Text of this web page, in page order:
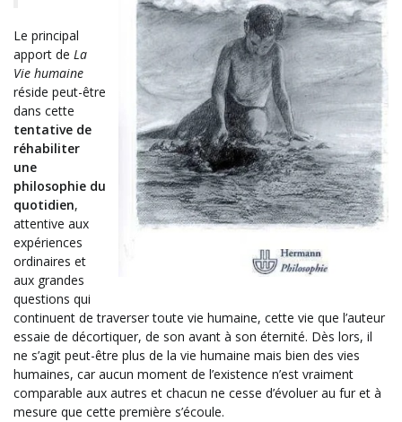
Le principal
apport de La
Vie humaine
réside peut-être
dans cette
tentative de
réhabiliter
une
philosophie du
quotidien,
attentive aux
expériences
ordinaires et
aux grandes
questions qui
continuent de traverser toute vie humaine, cette vie que l’auteur
essaie de décortiquer, de son avant à son éternité. Dès lors, il
ne s’agit peut-être plus de la vie humaine mais bien des vies
humaines, car aucun moment de l’existence n’est vraiment
comparable aux autres et chacun ne cesse d’évoluer au fur et à
mesure que cette première s’écoule.